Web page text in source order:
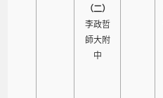
（二）
李政哲
師大附
中